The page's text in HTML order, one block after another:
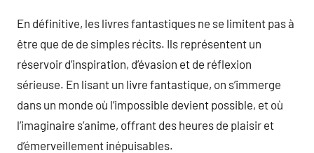
En définitive, les livres fantastiques ne se limitent pas à
être que de de simples récits. Ils représentent un
réservoir d’inspiration, d’évasion et de réflexion
sérieuse. En lisant un livre fantastique, on s’immerge
dans un monde où l’impossible devient possible, et où
l’imaginaire s’anime, offrant des heures de plaisir et
d’émerveillement inépuisables.